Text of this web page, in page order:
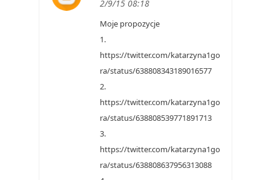
2/9/15 08:18
Moje propozycje
1.
https://twitter.com/katarzyna1go
ra/status/638808343189016577
2.
https://twitter.com/katarzyna1go
ra/status/638808539771891713
3.
https://twitter.com/katarzyna1go
ra/status/638808637956313088